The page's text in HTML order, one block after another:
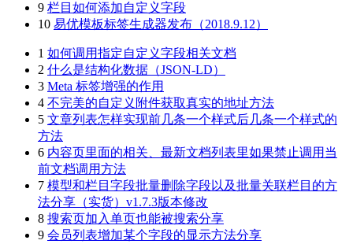
9 栏目如何添加自定义字段
10 易优模板标签生成器发布（2018.9.12）
1 如何调用指定自定义字段相关文档
2 什么是结构化数据（JSON-LD）
3 Meta 标签增强的作用
4 不完美的自定义附件获取真实的地址方法
5 文章列表怎样实现前几条一个样式后几条一个样式的
方法
6 内容页里面的相关、最新文档列表里如果禁止调用当
前文档调用方法
7 模型和栏目字段批量删除字段以及批量关联栏目的方
法分享（实货）v1.7.3版本修改
8 搜索页加入单页也能被搜索分享
9 会员列表增加某个字段的显示方法分享